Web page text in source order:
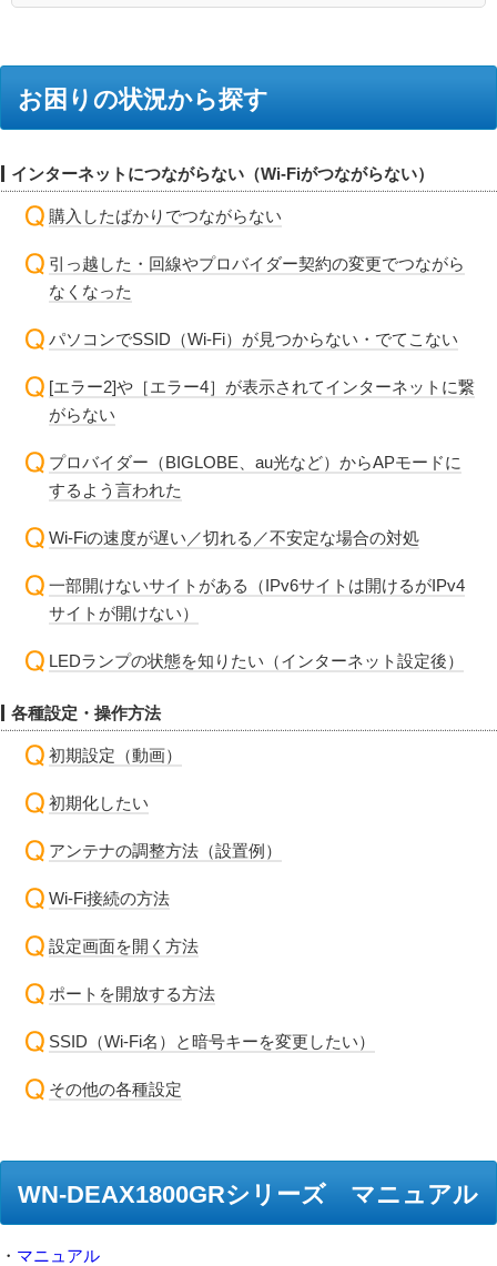
お困りの状況から探す
インターネットにつながらない（Wi-Fiがつながらない）
購入したばかりでつながらない
引っ越した・回線やプロバイダー契約の変更でつながら
なくなった
パソコンでSSID（Wi-Fi）が見つからない・でてこない
[エラー2]や［エラー4］が表示されてインターネットに繋
がらない
プロバイダー（BIGLOBE、au光など）からAPモードに
するよう言われた
Wi-Fiの速度が遅い／切れる／不安定な場合の対処
一部開けないサイトがある（IPv6サイトは開けるがIPv4
サイトが開けない）
LEDランプの状態を知りたい（インターネット設定後）
各種設定・操作方法
初期設定（動画）
初期化したい
アンテナの調整方法（設置例）
Wi-Fi接続の方法
設定画面を開く方法
ポートを開放する方法
SSID（Wi-Fi名）と暗号キーを変更したい）
その他の各種設定
WN-DEAX1800GRシリーズ マニュアル
・ マニュアル